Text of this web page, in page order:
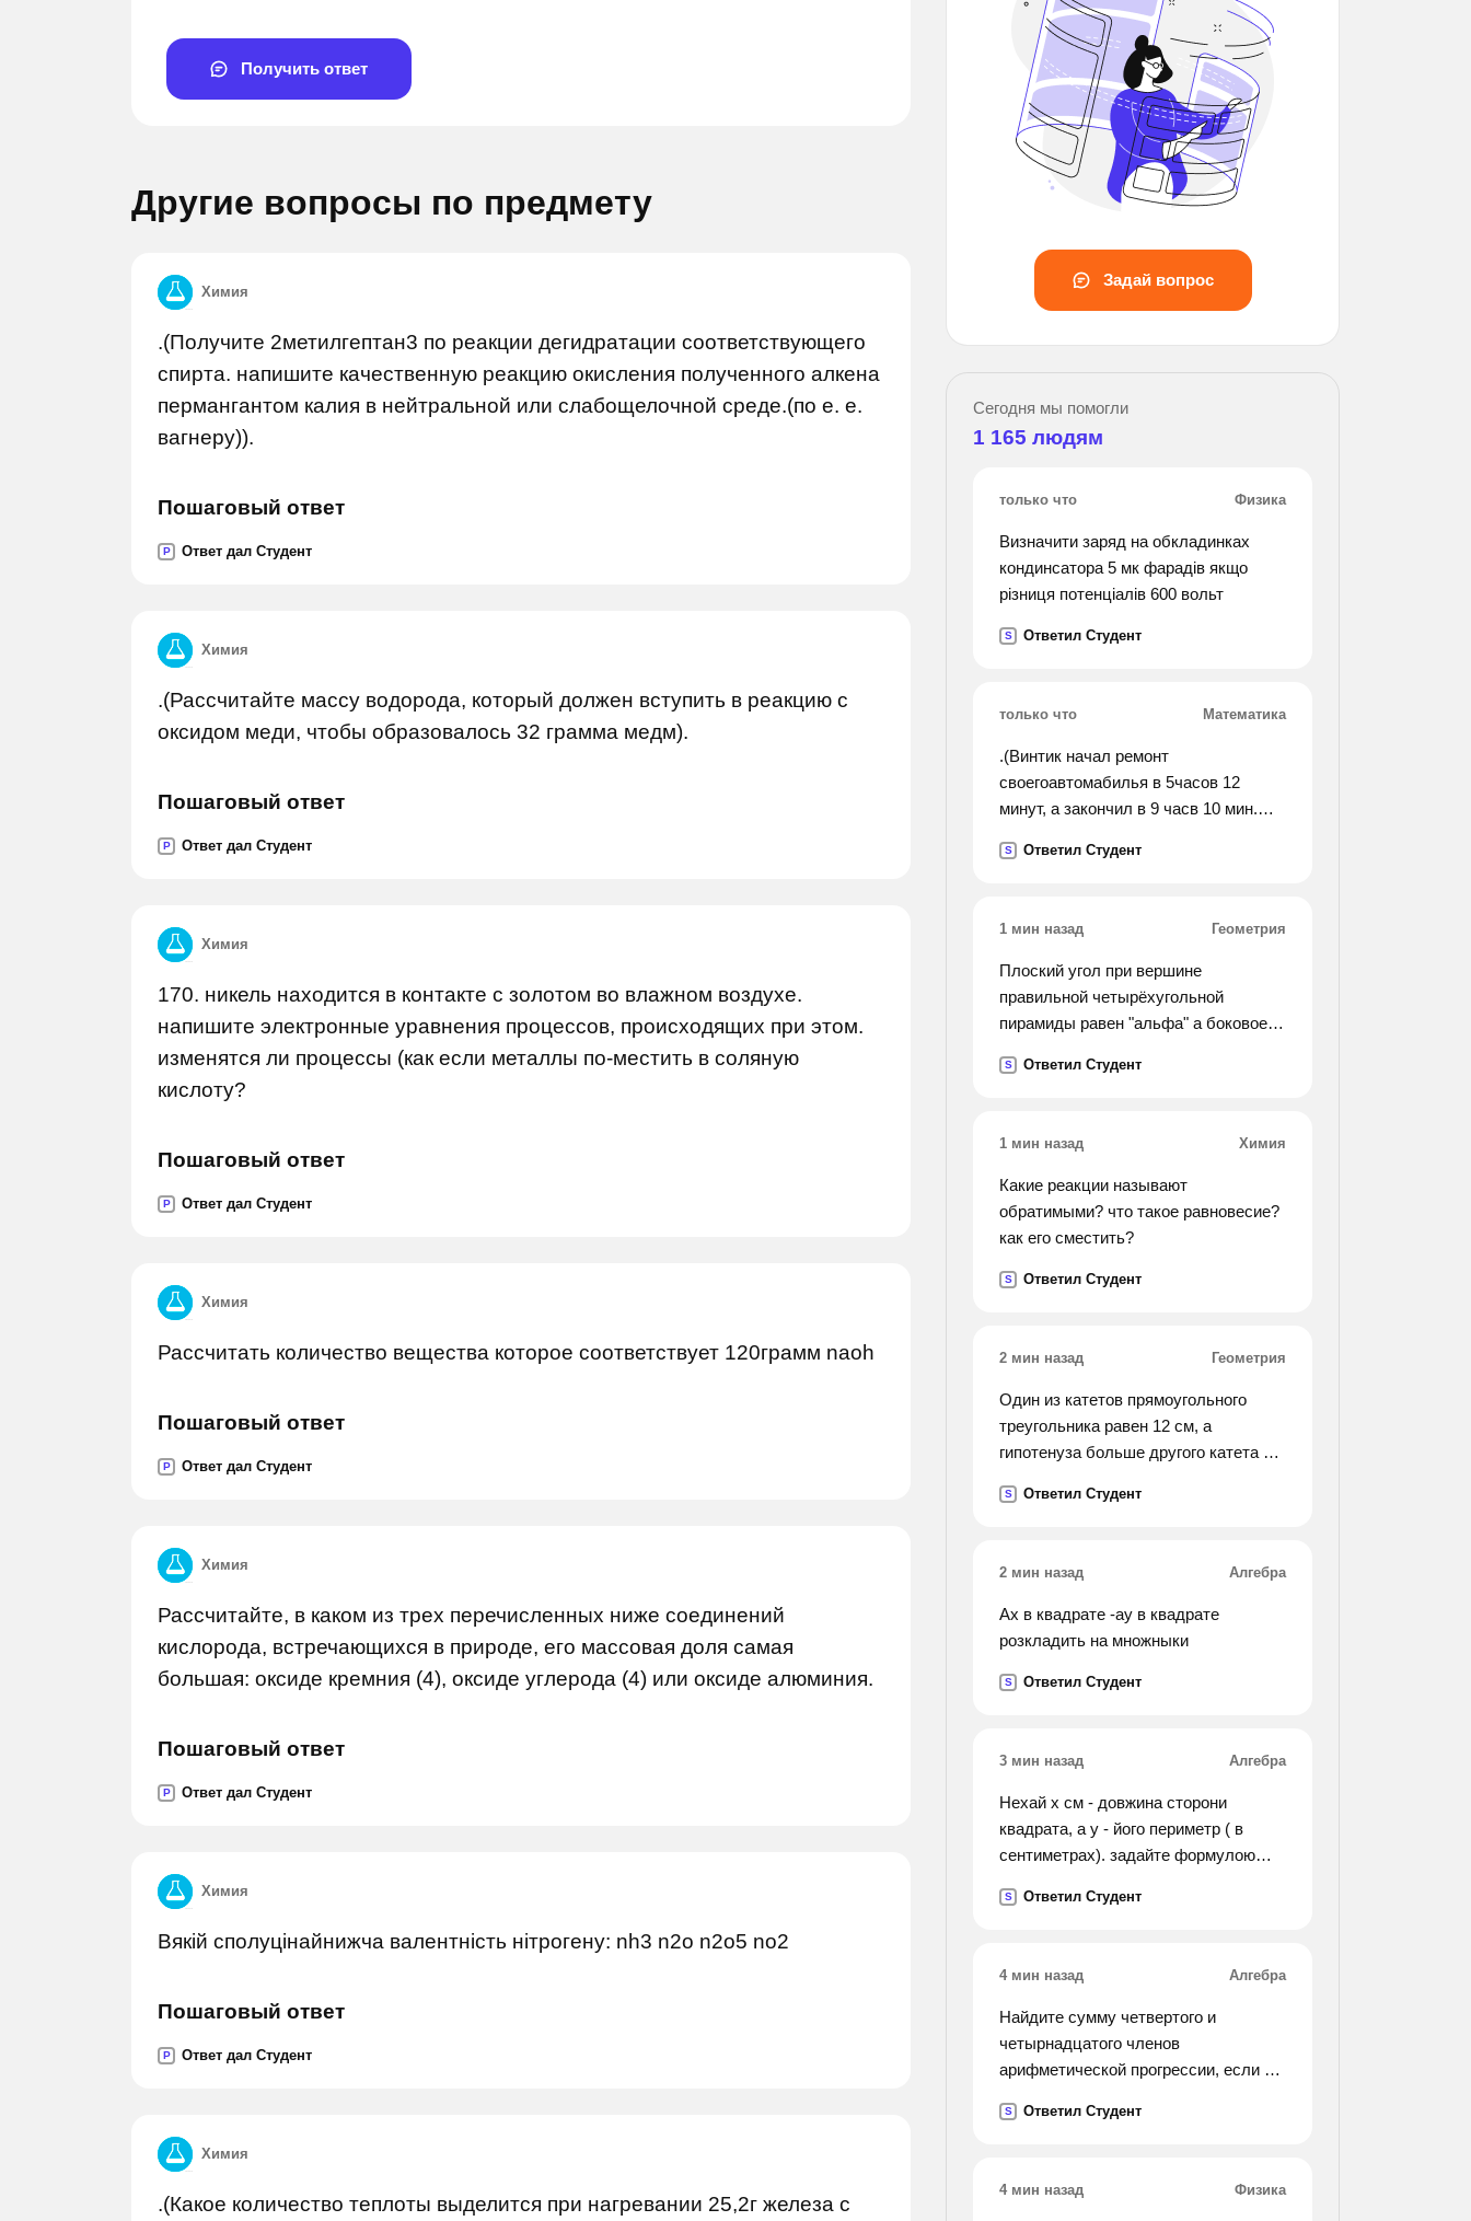
Получить ответ
Другие вопросы по предмету
Химия
.(Получите 2метилгептан3 по реакции дегидратации соответствующего
спирта. напишите качественную реакцию окисления полученного алкена
пермангантом калия в нейтральной или слабощелочной среде.(по е. е.
вагнеру)).
Пошаговый ответ
P Ответ дал Студент
Химия
.(Рассчитайте массу водорода, который должен вступить в реакцию с
оксидом меди, чтобы образовалось 32 грамма медм).
Пошаговый ответ
P Ответ дал Студент
Химия
170. никель находится в контакте с золотом во влажном воздухе.
напишите электронные уравнения процессов, происходящих при этом.
изменятся ли процессы (как если металлы по-местить в соляную
кислоту?
Пошаговый ответ
P Ответ дал Студент
Химия
Рассчитать количество вещества которое соответствует 120грамм naoh
Пошаговый ответ
P Ответ дал Студент
Химия
Рассчитайте, в каком из трех перечисленных ниже соединений
кислорода, встречающихся в природе, его массовая доля самая
большая: оксиде кремния (4), оксиде углерода (4) или оксиде алюминия.
Пошаговый ответ
P Ответ дал Студент
Химия
Вякій сполуцінайнижча валентність нітрогену: nh3 n2o n2o5 no2
Пошаговый ответ
P Ответ дал Студент
Химия
.(Какое количество теплоты выделится при нагревании 25,2г железа с
Задай вопрос Задай вопрос
Сегодня мы помогли
1 165 людям
только что Физика
Визначити заряд на обкладинках
кондинсатора 5 мк фарадів якщо
різниця потенціалів 600 вольт
S Ответил Студент
только что Математика
.(Винтик начал ремонт
своегоавтомабилья в 5часов 12
минут, а закончил в 9 часв 10 мин.
автомобиль?).
S Ответил Студент
1 мин назад Геометрия
Плоский угол при вершине
правильной четырёхугольной
пирамиды равен "альфа" а боковое
вписанного в пирамиду.
S Ответил Студент
1 мин назад Химия
Какие реакции называют
обратимыми? что такое равновесие?
как его сместить?
S Ответил Студент
2 мин назад Геометрия
Один из катетов прямоугольного
треугольника равен 12 см, а
гипотенуза больше другого катета на
S Ответил Студент
2 мин назад Алгебра
Ax в квадрате -ay в квадрате
розкладить на множныки
S Ответил Студент
3 мин назад Алгебра
Нехай х см - довжина сторони
квадрата, а у - його периметр ( в
сентиметрах). задайте формулою
S Ответил Студент
4 мин назад Алгебра
Найдите сумму четвертого и
четырнадцатого членов
арифметической прогрессии, если её
S Ответил Студент
4 мин назад Физика